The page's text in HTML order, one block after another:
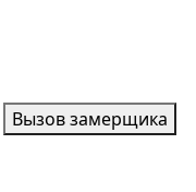
Вызов замерщика